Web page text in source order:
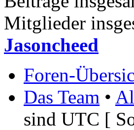
Mitglieder
Jasoncheed
Foren-
Das Team •
sind UTC [